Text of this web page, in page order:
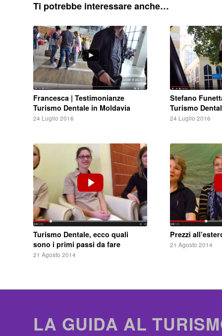
Ti potrebbe interessare anche…
Francesca | Testimonianze
Turismo Dentale in Moldavia
24 Luglio 2016
Stefano
Turismo
24 Luglio 2016
Turismo Dentale, ecco quali
sono i primi passi da fare
21 Agosto 2014
Prezzi
21 Agosto 2014
LA GUIDA AL